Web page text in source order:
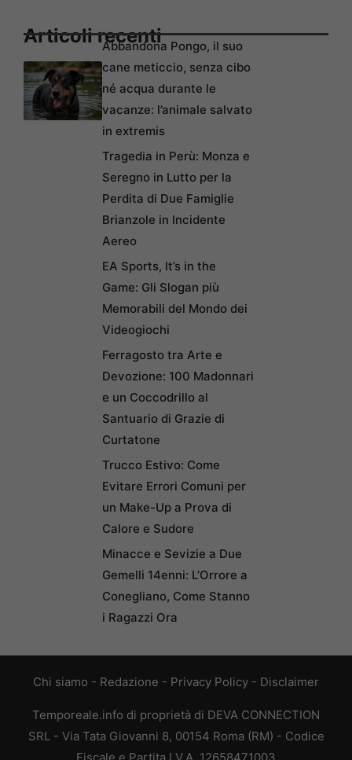
Articoli recentiAbbandona Pongo, il suo
cane meticcio, senza cibo
né acqua durante le
vacanze: l’animale salvato
in extremis
Tragedia in Perù: Monza e
Seregno in Lutto per la
Perdita di Due Famiglie
Brianzole in Incidente
Aereo
EA Sports, It’s in the
Game: Gli Slogan più
Memorabili del Mondo dei
Videogiochi
Ferragosto tra Arte e
Devozione: 100 Madonnari
e un Coccodrillo al
Santuario di Grazie di
Curtatone
Trucco Estivo: Come
Evitare Errori Comuni per
un Make-Up a Prova di
Calore e Sudore
Minacce e Sevizie a Due
Gemelli 14enni: L’Orrore a
Conegliano, Come Stanno
i Ragazzi Ora
Chi siamo - Redazione - Privacy Policy - Disclaimer
Temporeale.info di proprietà di DEVA CONNECTION
SRL - Via Tata Giovanni 8, 00154 Roma (RM) - Codice